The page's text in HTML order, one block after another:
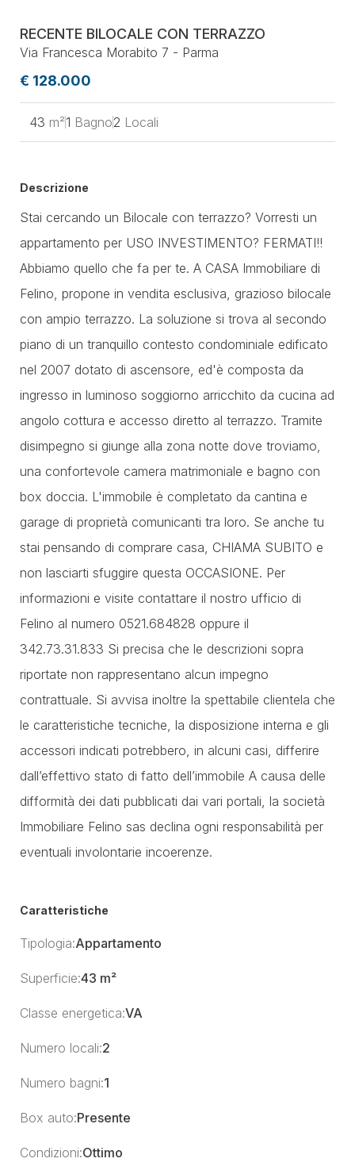
RECENTE BILOCALE CON TERRAZZO
Via Francesca Morabito 7 - Parma
€ 128.000
43 m²1 Bagno2 Locali
Descrizione
Stai cercando un Bilocale con terrazzo? Vorresti un
appartamento per USO INVESTIMENTO? FERMATI!!
Abbiamo quello che fa per te. A CASA Immobiliare di
Felino, propone in vendita esclusiva, grazioso bilocale
con ampio terrazzo. La soluzione si trova al secondo
piano di un tranquillo contesto condominiale edificato
nel 2007 dotato di ascensore, ed'è composta da
ingresso in luminoso soggiorno arricchito da cucina ad
angolo cottura e accesso diretto al terrazzo. Tramite
disimpegno si giunge alla zona notte dove troviamo,
una confortevole camera matrimoniale e bagno con
box doccia. L'immobile è completato da cantina e
garage di proprietà comunicanti tra loro. Se anche tu
stai pensando di comprare casa, CHIAMA SUBITO e
non lasciarti sfuggire questa OCCASIONE. Per
informazioni e visite contattare il nostro ufficio di
Felino al numero 0521.684828 oppure il
342.73.31.833 Si precisa che le descrizioni sopra
riportate non rappresentano alcun impegno
contrattuale. Si avvisa inoltre la spettabile clientela che
le caratteristiche tecniche, la disposizione interna e gli
accessori indicati potrebbero, in alcuni casi, differire
dall’effettivo stato di fatto dell’immobile A causa delle
difformità dei dati pubblicati dai vari portali, la società
Immobiliare Felino sas declina ogni responsabilità per
eventuali involontarie incoerenze.
Caratteristiche
Tipologia:Appartamento
Superficie:43 m²
Classe energetica:VA
Numero locali:2
Numero bagni:1
Box auto:Presente
Condizioni:Ottimo